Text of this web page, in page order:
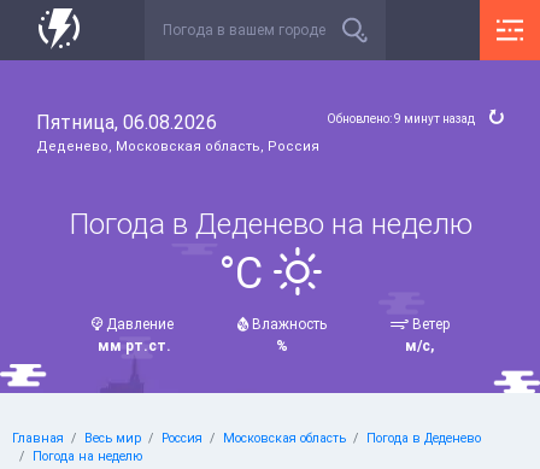
Пятница, 06.08.2026
Деденево, Московская область, Россия
Обновлено: 9 минут назад
Погода в Деденево на неделю
°C
Давление
мм рт.ст.
Влажность
%
Ветер
м/с,
Главная Весь мир Россия Московская область
Погода в Деденево
Погода на неделю